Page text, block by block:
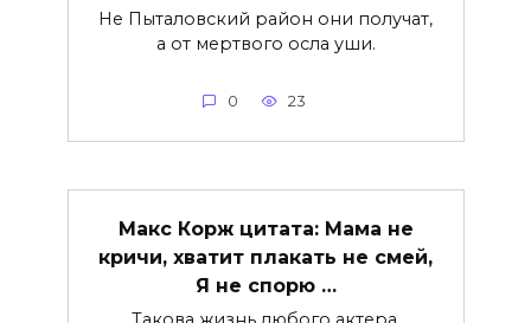
Не Пыталовский район они получат,
а от мертвого осла уши.
0 23
Макс Корж цитата: Мама не
кричи, хватит плакать не смей,
Я не спорю …